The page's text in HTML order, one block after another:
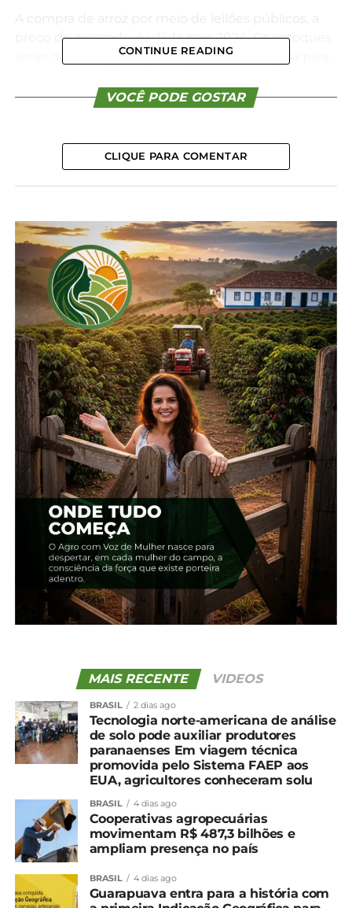
A compra de arroz por meio de leilões públicos, a
preço de mercado, é válida para 2024. Os estoques
serão destinados, preferencialmente, à venda para
O Rio Grande do Sul, que sofre com enchentes
produção de arroz no país.
*Redação/Conab
Compartilhe isso:
Facebook 18+
Relacionado
Arroz comprado pela
Conab terá preço máximo
de R$ 4 o quilo ao
consumidor
16 de maio, 2024
Em "Brasil"
Conab compra 263,3 mil
toneladas de arroz
importado em leilão
6 de junho, 2024
Em "Brasil"
Governo zera tarifa de
importação para garantir
abastecimento de arroz
21 de maio, 2024
Em "Brasil"
TÓPICOS RELACIONADOS:
UP NEXT
Milho: Preços iniciam maio mais firmes
preocupa, aponta Cepea
CONTINUE READING
VOCÊ PODE GOSTAR
CLIQUE PARA COMENTAR
MAIS RECENTE VIDEOS
BRASIL 2 dias ago
Tecnologia norte-americana de análise
de solo pode auxiliar produtores
paranaenses Em viagem técnica
promovida pelo Sistema FAEP aos
EUA, agricultores conheceram solu
BRASIL 4 dias ago
Cooperativas agropecuárias
movimentam R$ 487,3 bilhões e
ampliam presença no país
BRASIL 4 dias ago
Guarapuava entra para a história com